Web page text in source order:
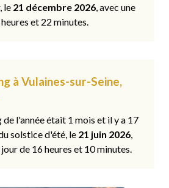
le 21 décembre 2026, avec une
et 22 minutes.
à Vulaines-sur-Seine,
de l'année était 1 mois et il y a 17
solstice d'été, le 21 juin 2026,
de 16 heures et 10 minutes.